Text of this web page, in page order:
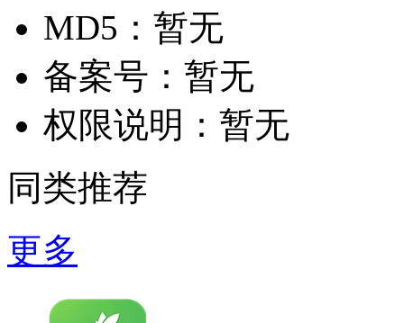
MD5： 暂无
备案号： 暂无
权限说明： 暂无
同类推荐
更多